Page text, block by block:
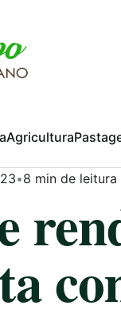
Agricultura
•8 min de leitura